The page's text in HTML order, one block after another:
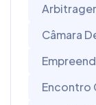
Câmara
Encontro